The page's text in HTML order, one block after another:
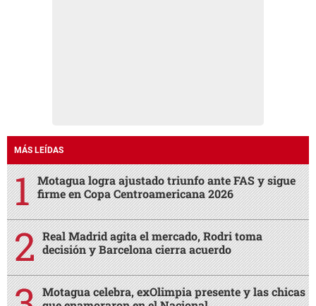
MÁS LEÍDAS
Motagua logra ajustado triunfo ante FAS y sigue
firme en Copa Centroamericana 2026
Real Madrid agita el mercado, Rodri toma
decisión y Barcelona cierra acuerdo
Motagua celebra, exOlimpia presente y las chicas